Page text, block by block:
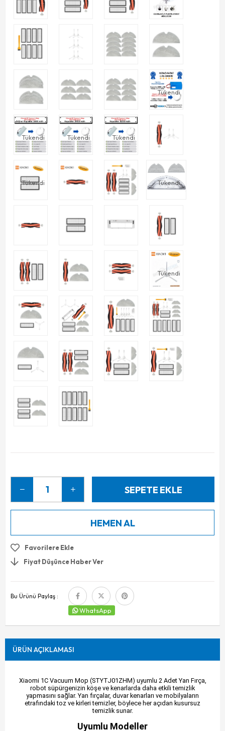
Tükendi
Tükendi Tükendi Tükendi
Tükendi Tükendi
Tükendi
Favorilere Ekle
Fiyat Düşünce Haber Ver
Bu Ürünü Paylaş :
WhatsApp
ÜRÜN AÇIKLAMASI
Xiaomi 1C Vacuum Mop (STYTJ01ZHM) uyumlu 2 Adet Yan Fırça,
robot süpürgenizin köşe ve kenarlarda daha etkili temizlik
yapmasını sağlar. Yan fırçalar, duvar kenarları ve mobilyaların
etrafındaki toz ve kirleri temizler, böylece her açıdan kusursuz
temizlik sunar.
Uyumlu Modeller